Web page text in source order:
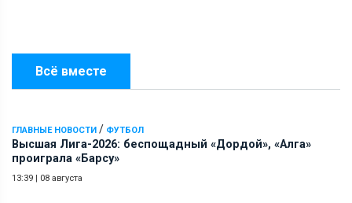
Всё вместе
ГЛАВНЫЕ НОВОСТИ / ФУТБОЛ
Высшая Лига-2026: беспощадный «Дордой», «Алга»
проиграла «Барсу»
13:39 | 08 августа